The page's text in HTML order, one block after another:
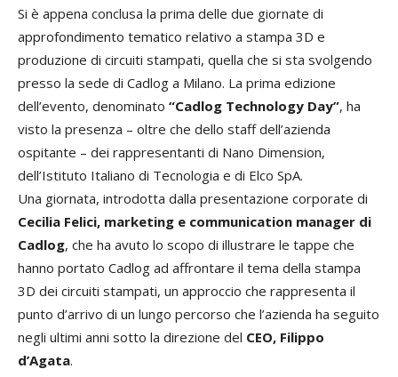
Si è appena conclusa la prima delle due giornate di
approfondimento tematico relativo a stampa 3D e
produzione di circuiti stampati, quella che si sta svolgendo
presso la sede di Cadlog a Milano. La prima edizione
dell’evento, denominato “Cadlog Technology Day”, ha
visto la presenza – oltre che dello staff dell’azienda
ospitante – dei rappresentanti di Nano Dimension,
dell’Istituto Italiano di Tecnologia e di Elco SpA.
Una giornata, introdotta dalla presentazione corporate di
Cecilia Felici, marketing e communication manager di
Cadlog, che ha avuto lo scopo di illustrare le tappe che
hanno portato Cadlog ad affrontare il tema della stampa
3D dei circuiti stampati, un approccio che rappresenta il
punto d’arrivo di un lungo percorso che l’azienda ha seguito
negli ultimi anni sotto la direzione del CEO, Filippo
d’Agata.